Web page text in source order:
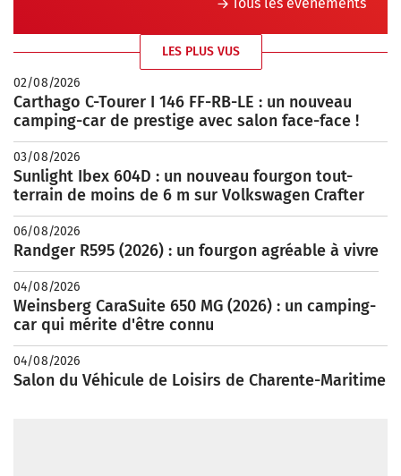
LES PLUS VUS
02/08/2026
Carthago C-Tourer I 146 FF-RB-LE : un nouveau
camping-car de prestige avec salon face-face !
03/08/2026
Sunlight Ibex 604D : un nouveau fourgon tout-
terrain de moins de 6 m sur Volkswagen Crafter
06/08/2026
Randger R595 (2026) : un fourgon agréable à vivre
04/08/2026
Weinsberg CaraSuite 650 MG (2026) : un camping-
car qui mérite d'être connu
04/08/2026
Salon du Véhicule de Loisirs de Charente-Maritime